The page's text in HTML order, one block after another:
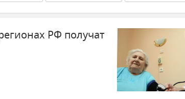
Врач Крым
РФ получат